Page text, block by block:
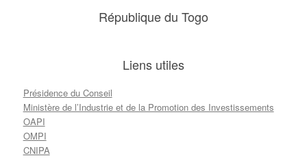
République du Togo
Liens utiles
Présidence du Conseil
Ministère de l’Industrie et de la Promotion des Investissements
OAPI
OMPI
CNIPA